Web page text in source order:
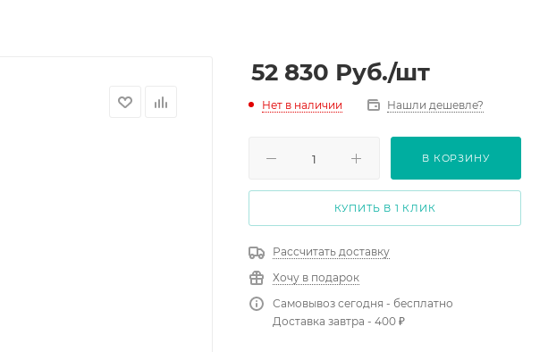
52 830 Руб./шт
Нет в наличии Нашли дешевле?
В КОРЗИНУ
КУПИТЬ В 1 КЛИК
Рассчитать доставку
Хочу в подарок
Самовывоз сегодня - бесплатно
Доставка завтра - 400 ₽